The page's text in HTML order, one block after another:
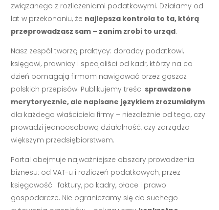
związanego z rozliczeniami podatkowymi. Działamy od
lat w przekonaniu, że najlepsza kontrola to ta, którą
przeprowadzasz sam – zanim zrobi to urząd.
Nasz zespół tworzą praktycy: doradcy podatkowi,
księgowi, prawnicy i specjaliści od kadr, którzy na co
dzień pomagają firmom nawigować przez gąszcz
polskich przepisów. Publikujemy treści sprawdzone
merytorycznie, ale napisane językiem zrozumiałym
dla każdego właściciela firmy – niezależnie od tego, czy
prowadzi jednoosobową działalność, czy zarządza
większym przedsiębiorstwem.
Portal obejmuje najważniejsze obszary prowadzenia
biznesu: od VAT-u i rozliczeń podatkowych, przez
księgowość i faktury, po kadry, płace i prawo
gospodarcze. Nie ograniczamy się do suchego